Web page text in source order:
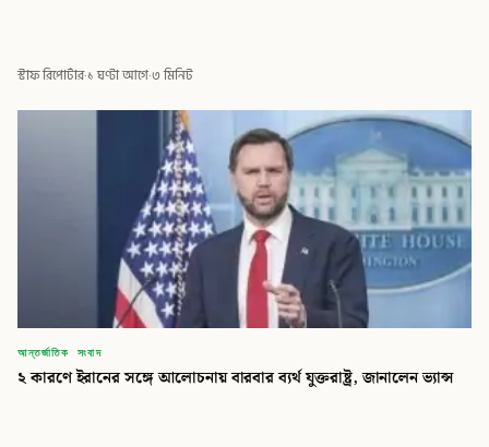
স্টাফ রিপোর্টার·১ ঘণ্টা আগে·৩ মিনিট
আন্তর্জাতিক সংবাদ
২ কারণে ইরানের সঙ্গে আলোচনায় বারবার ব্যর্থ যুক্তরাষ্ট্র, জানালেন ভ্যান্স